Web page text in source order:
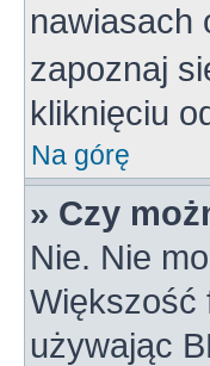
nawiasach
zapoznaj
kliknięciu
Na górę
» Czy
Nie. Nie
Większość
używając